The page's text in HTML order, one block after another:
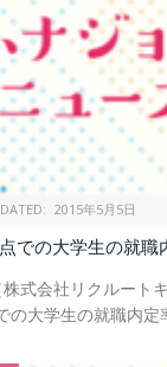
2015年5月5日
での大学生の就職
式会社リクルート
の大学生の就職内定